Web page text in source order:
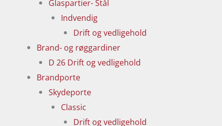
Glaspartier- Stål
Indvendig
Drift og vedligehold
Brand- og røggardiner
D 26 Drift og vedligehold
Brandporte
Skydeporte
Classic
Drift og vedligehold